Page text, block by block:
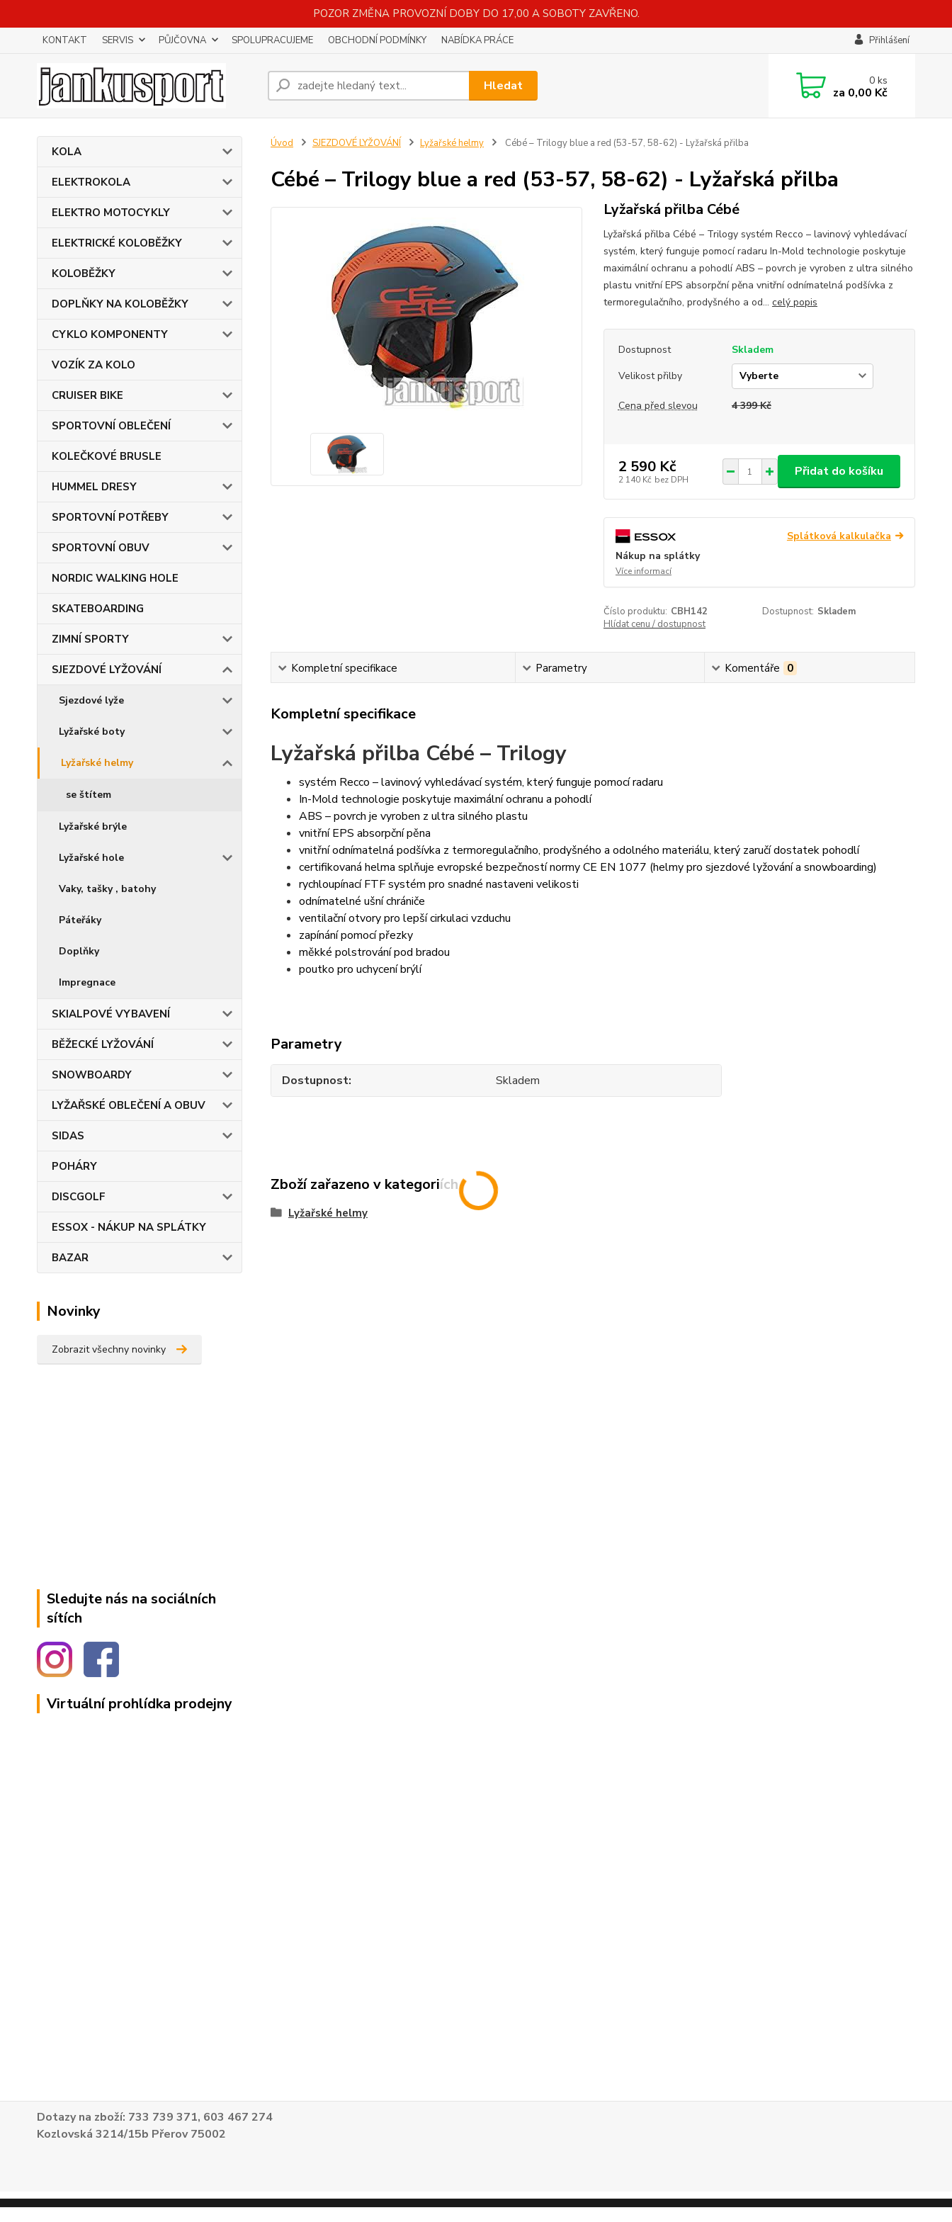
POZOR ZMĚNA PROVOZNÍ DOBY DO 17,00 A SOBOTY ZAVŘENO.
KONTAKT SERVIS PŮJČOVNA SPOLUPRACUJEME OBCHODNÍ PODMÍNKY NABÍDKA PRÁCE Přihlášení
Hledat 0ks
za 0,00 Kč
KOLA
ELEKTROKOLA
ELEKTRO MOTOCYKLY
ELEKTRICKÉ KOLOBĚŽKY
KOLOBĚŽKY
DOPLŇKY NA KOLOBĚŽKY
CYKLO KOMPONENTY
VOZÍK ZA KOLO
CRUISER BIKE
SPORTOVNÍ OBLEČENÍ
KOLEČKOVÉ BRUSLE
HUMMEL DRESY
SPORTOVNÍ POTŘEBY
SPORTOVNÍ OBUV
NORDIC WALKING HOLE
SKATEBOARDING
ZIMNÍ SPORTY
SJEZDOVÉ LYŽOVÁNÍ
Sjezdové lyže
Lyžařské boty
Lyžařské helmy
se štítem
Lyžařské brýle
Lyžařské hole
Vaky, tašky , batohy
Páteřáky
Doplňky
Impregnace
SKIALPOVÉ VYBAVENÍ
BĚŽECKÉ LYŽOVÁNÍ
SNOWBOARDY
LYŽAŘSKÉ OBLEČENÍ A OBUV
SIDAS
POHÁRY
DISCGOLF
ESSOX - NÁKUP NA SPLÁTKY
BAZAR
Novinky
Zobrazit všechny novinky
Sledujte nás na sociálních
sítích
Virtuální prohlídka prodejny
Úvod SJEZDOVÉ LYŽOVÁNÍ Lyžařské helmy Cébé – Trilogy blue a red (53-57, 58-62) - Lyžařská přilba
Cébé – Trilogy blue a red (53-57, 58-62) - Lyžařská přilba
Lyžařská přilba Cébé
Lyžařská přilba Cébé – Trilogy systém Recco – lavinový vyhledávací
systém, který funguje pomocí radaru In-Mold technologie poskytuje
maximální ochranu a pohodlí ABS – povrch je vyroben z ultra silného
plastu vnitřní EPS absorpční pěna vnitřní odnímatelná podšívka z
termoregulačního, prodyšného a od... celý popis
Dostupnost
Skladem
Velikost přilby
Cena před slevou 4 399 Kč
2 590 Kč
2 140 Kč bez DPH
Přidat do košíku
Splátková kalkulačka
Nákup na splátky
Více informací
Číslo produktu: CBH142 Dostupnost: Skladem
Hlídat cenu / dostupnost
Kompletní specifikace Parametry Komentáře 0
Kompletní specifikace
Lyžařská přilba Cébé – Trilogy
systém Recco – lavinový vyhledávací systém, který funguje pomocí radaru
In-Mold technologie poskytuje maximální ochranu a pohodlí
ABS – povrch je vyroben z ultra silného plastu
vnitřní EPS absorpční pěna
vnitřní odnímatelná podšívka z termoregulačního, prodyšného a odolného materiálu, který zaručí dostatek pohodlí
certifikovaná helma splňuje evropské bezpečností normy CE EN 1077 (helmy pro sjezdové lyžování a snowboarding)
rychloupínací FTF systém pro snadné nastaveni velikosti
odnímatelné ušní chrániče
ventilační otvory pro lepší cirkulaci vzduchu
zapínání pomocí přezky
měkké polstrování pod bradou
poutko pro uchycení brýlí
Parametry
Dostupnost Skladem
Zboží zařazeno v kategoriích
Lyžařské helmy
Dotazy na zboží: 733 739 371, 603 467 274
Kozlovská 3214/15b Přerov 75002